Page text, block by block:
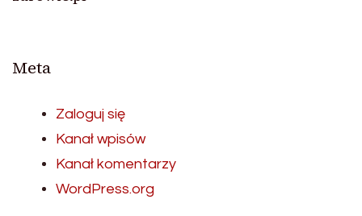
Meta
Zaloguj się
Kanał wpisów
Kanał komentarzy
WordPress.org